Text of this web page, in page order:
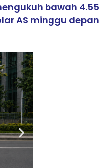
bawah 4.55
AS minggu depan